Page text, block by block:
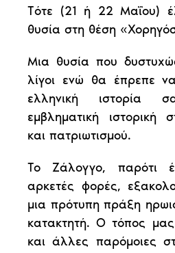
Τότε (21 ή 22 Μαΐου)
θυσία στη θέση
Μια θυσία που
λίγοι ενώ θα έπρεπε
ελληνική ιστορία
εμβληματική ιστορική
και πατριωτισμού.
Το Ζάλογγο, παρότι
αρκετές φορές,
μια πρότυπη πράξη
κατακτητή. Ο τόπος
και άλλες παρόμοιες